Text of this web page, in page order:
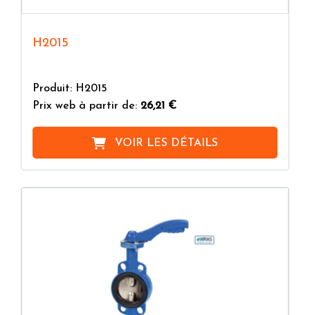
H2015
Produit: H2015
Prix web à partir de: 26,21 €
VOIR LES DÉTAILS